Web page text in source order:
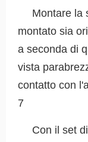
Montare la
montato sia
a seconda di
vista
contatto con
7
Con il set